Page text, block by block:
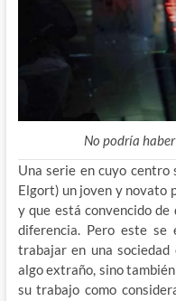
No podría
Una serie en cuyo centro
Elgort) un joven y novato
y que está convencido
diferencia. Pero este se
trabajar en una
algo extraño, sino
su trabajo como